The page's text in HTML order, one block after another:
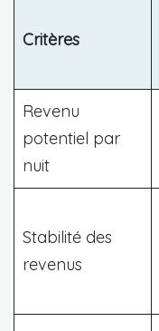
Critères
Revenu
potentiel par
nuit
Stabilité des
revenus